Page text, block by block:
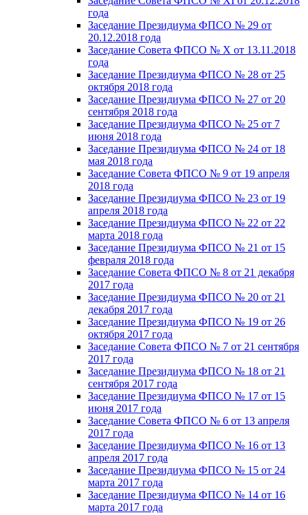
года
Заседание Президиума ФПСО № 29 от
20.12.2018 года
Заседание Совета ФПСО № X от 13.11.2018
года
Заседание Президиума ФПСО № 28 от 25
октября 2018 года
Заседание Президиума ФПСО № 27 от 20
сентября 2018 года
Заседание Президиума ФПСО № 25 от 7
июня 2018 года
Заседание Президиума ФПСО № 24 от 18
мая 2018 года
Заседание Совета ФПСО № 9 от 19 апреля
2018 года
Заседание Президиума ФПСО № 23 от 19
апреля 2018 года
Заседание Президиума ФПСО № 22 от 22
марта 2018 года
Заседание Президиума ФПСО № 21 от 15
февраля 2018 года
Заседание Совета ФПСО № 8 от 21 декабря
2017 года
Заседание Президиума ФПСО № 20 от 21
декабря 2017 года
Заседание Президиума ФПСО № 19 от 26
октября 2017 года
Заседание Совета ФПСО № 7 от 21 сентября
2017 года
Заседание Президиума ФПСО № 18 от 21
сентября 2017 года
Заседание Президиума ФПСО № 17 от 15
июня 2017 года
Заседание Совета ФПСО № 6 от 13 апреля
2017 года
Заседание Президиума ФПСО № 16 от 13
апреля 2017 года
Заседание Президиума ФПСО № 15 от 24
марта 2017 года
Заседание Президиума ФПСО № 14 от 16
марта 2017 года